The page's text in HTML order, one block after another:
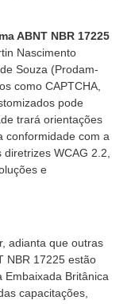
ABNT NBR 17225
Nascimento
Souza (Prodam-
como CAPTCHA,
pode
trará orientações
conformidade com a
WCAG 2.2,
e
adianta que outras
NBR 17225 estão
Embaixada Britânica
capacitações,